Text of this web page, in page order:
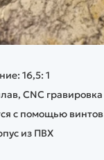
16,5: 1
CNC гравировка
с помощью винтов
из ПВХ